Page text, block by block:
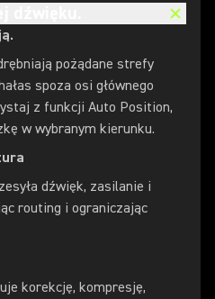
pożądane strefy
spoza osi głównego
z funkcji Auto Position,
w wybranym kierunku.
dźwięk, zasilanie i
routing i ograniczając
korekcję, kompresję,